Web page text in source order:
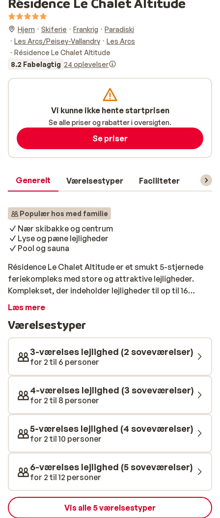
Hjem Skiferie Frankrig
Paradiski
Les Arcs/Peisey-Vallandry
Les Arcs
Résidence Le Chalet Altitude
8.2 Fabelagtig 24 oplevelser
Generelt Værelsestyper Faciliteter
Populær hos med familie
Nær skibakke og centrum
Lyse og pæne lejligheder
Pool og sauna
Résidence Le Chalet Altitude er et smukt 5-stjernede
feriekompleks med store og attraktive lejligheder.
Komplekset, der indeholder lejligheder til op til 16
personer, er beliggende i Arc 2000, hvilket hvilket gør
eller familie. Både skiløjperne og det livlige centrum er
blot en kort afstand fra anlægget, og vil I slappe af,
kan I bruge pool og sauna i komplekset.
Læs mere
Værelsestyper
3-værelses lejlighed (2 soveværelser)
for 2 til 6 personer
4-værelses lejlighed (3 soveværelser)
for 2 til 8 personer
5-værelses lejlighed (4 soveværelser)
for 2 til 10 personer
6-værelses lejlighed (5 soveværelser)
for 2 til 12 personer
Vis alle 5 værelsestyper
Vi kunne ikke hente startprisen
Se alle priser og rabatter i oversigten.
Se priser